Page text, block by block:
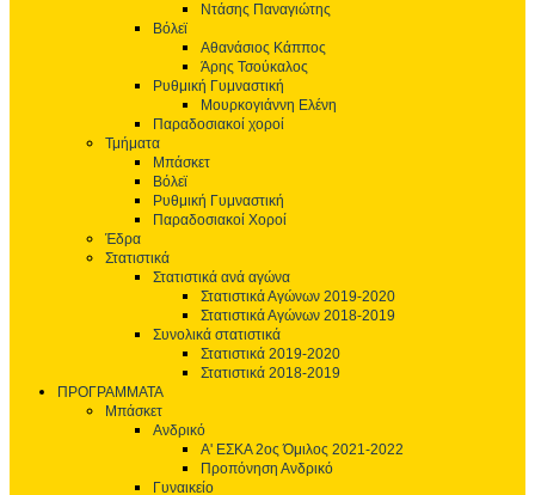
Ντάσης Παναγιώτης
Βόλεϊ
Αθανάσιος Κάππος
Άρης Τσούκαλος
Ρυθμική Γυμναστική
Μουρκογιάννη Ελένη
Παραδοσιακοί χοροί
Τμήματα
Μπάσκετ
Βόλεϊ
Ρυθμική Γυμναστική
Παραδοσιακοί Χοροί
Έδρα
Στατιστικά
Στατιστικά ανά αγώνα
Στατιστικά Αγώνων 2019-2020
Στατιστικά Αγώνων 2018-2019
Συνολικά στατιστικά
Στατιστικά 2019-2020
Στατιστικά 2018-2019
ΠΡΟΓΡΑΜΜΑΤΑ
Μπάσκετ
Ανδρικό
Α' ΕΣΚΑ 2ος Όμιλος 2021-2022
Προπόνηση Ανδρικό
Γυναικείο